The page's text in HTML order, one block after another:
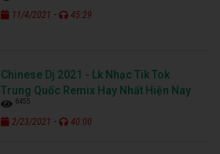
11/4/2021 - 45:29
Chinese Dj 2021 - Lk Nhạc Tik Tok
Trung Quốc Remix Hay Nhất Hiện Nay
6455
2/23/2021 - 40:00